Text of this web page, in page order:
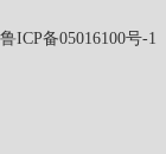
鲁ICP备05016100号-1